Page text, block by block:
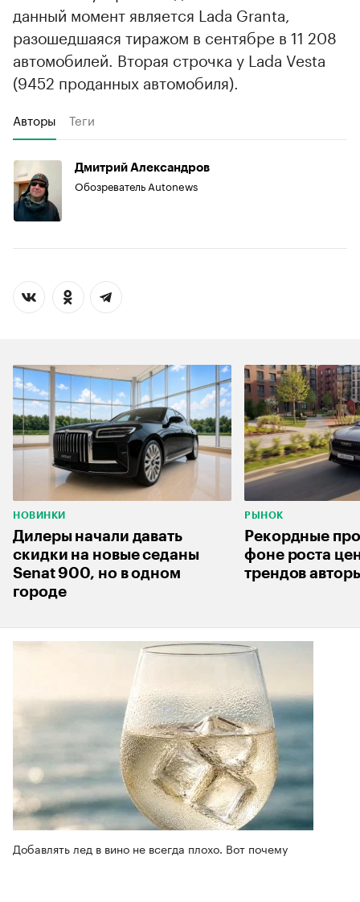
данный момент является Lada Granta,
разошедшаяся тиражом в сентябре в 11 208
автомобилей. Вторая строчка у Lada Vesta
(9452 проданных автомобиля).
Авторы Теги
Дмитрий Александров
Обозреватель Autonews
НОВИНКИ
Дилеры начали давать
скидки на новые седаны
Senat 900, но в одном
городе
РЫНОК
Рекордные
фоне роста
трендов
Добавлять лед в вино не всегда плохо. Вот почему